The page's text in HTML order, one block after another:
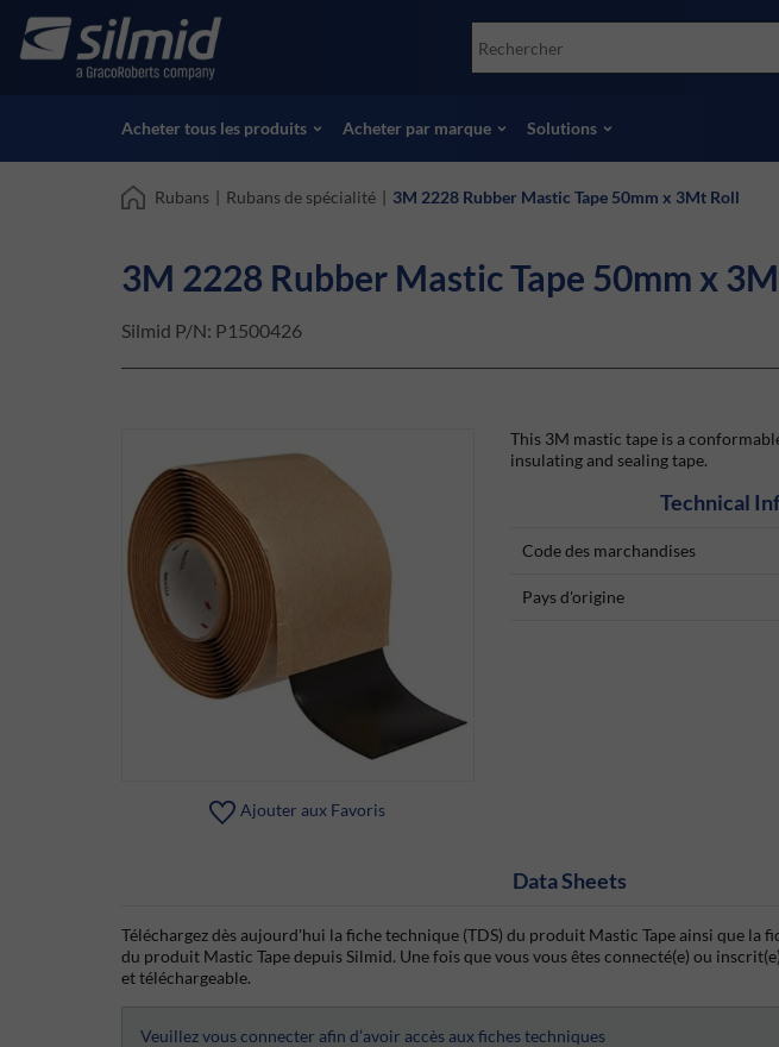
main
Accessories
Essais non destructifs (NDT)
Voir tous les produits
Socomore
Skydrol
Acheter tous les produits Acheter par marque Solutions
Rubans | Rubans de spécialité | 3M 2228 Rubber Mastic Tape 50mm x 3Mt Roll
3M 2228 Rubber Mastic Tape 50mm x
Silmid P/N: P1500426
Ajouter aux Favoris
This 3M mastic tape is a
insulating and sealing tape.
Technical
Code des marchandises
Pays d'origine
Data Sheets
Téléchargez dès aujourd'hui la fiche technique (TDS) du produit Mastic Tape ainsi que la
du produit Mastic Tape depuis Silmid. Une fois que vous vous êtes connecté(e) ou
et téléchargeable.
Veuillez vous connecter afin d’avoir accès aux fiches techniques